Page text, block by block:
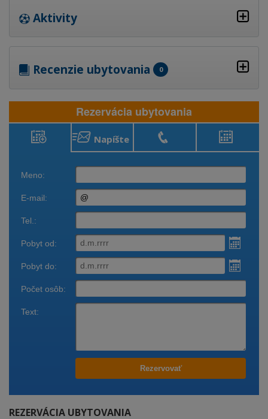
Aktivity
Recenzie ubytovania 0
Rezervácia ubytovania
ubytovania
Napíšte
Zavolajte Obsadenosť
REZERVÁCIA UBYTOVANIA